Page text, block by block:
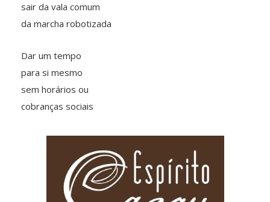
sair da vala comum
da marcha robotizada
Dar um tempo
para si mesmo
sem horários ou
cobranças sociais